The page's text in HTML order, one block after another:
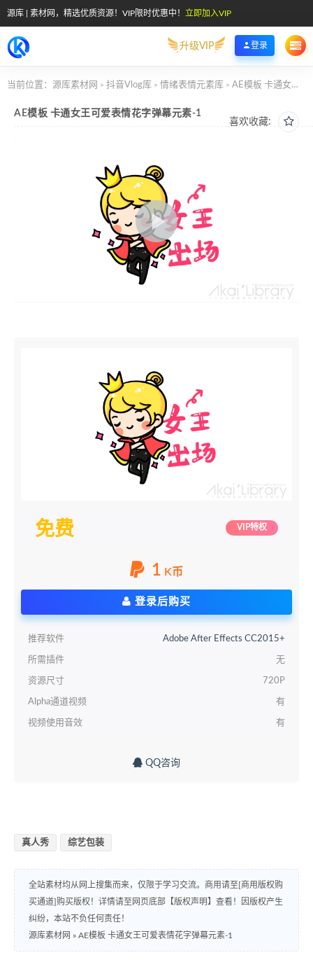
源库 | 素材网，精选优质资源！VIP限时优惠中！ 立即加入VIP
升级VIP 登录
当前位置： 源库素材网 > 抖音Vlog库 > 情绪表情元素库 > AE模板 卡通女王可爱表情花字弹幕元素-1
喜欢收藏:
AE模板 卡通女王可爱表情花字弹幕元素-1
免费 VIP特权
1 K币
登录后购买
推荐软件 Adobe After Effects CC2015+
所需插件 无
资源尺寸 720P
Alpha通道视频 有
视频使用音效 有
QQ咨询
真人秀 综艺包装
全站素材均从网上搜集而来，仅限于学习交流。商用请至[商用版权购
买通道]购买版权！详情请至网页底部【版权声明】查看！因版权产生
纠纷，本站不负任何责任！
源库素材网 » AE模板 卡通女王可爱表情花字弹幕元素-1